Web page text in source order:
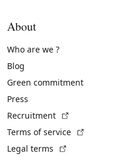
About
Who are we ?
Blog
Green commitment
Press
Recruitment
Terms of service
Legal terms